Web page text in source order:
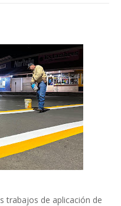
trabajos de aplicación de